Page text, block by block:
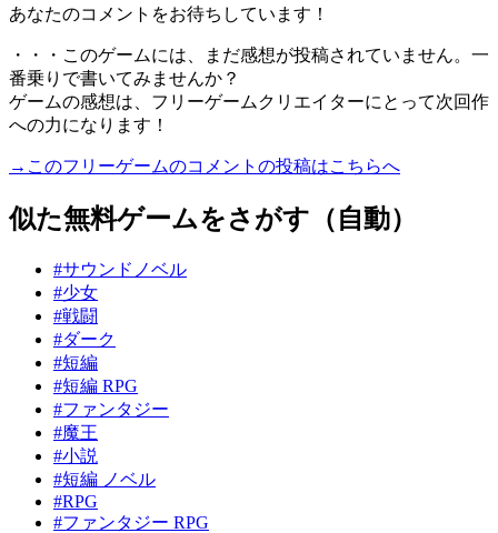
あなたのコメントをお待ちしています！
・・・このゲームには、まだ感想が投稿されていません。一
番乗りで書いてみませんか？
ゲームの感想は、フリーゲームクリエイターにとって次回作
への力になります！
→このフリーゲームのコメントの投稿はこちらへ
似た無料ゲームをさがす（自動）
#サウンドノベル
#少女
#戦闘
#ダーク
#短編
#短編 RPG
#ファンタジー
#魔王
#小説
#短編 ノベル
#RPG
#ファンタジー RPG